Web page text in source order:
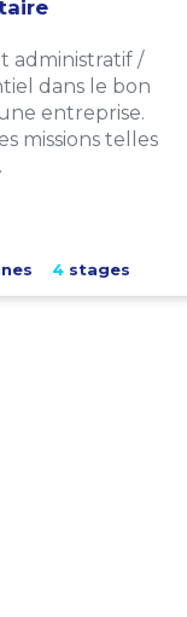
administratif /
dans le bon
entreprise.
missions telles
4stages